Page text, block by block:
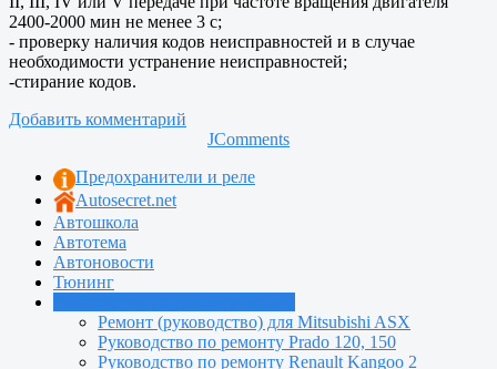
2400-2000 мин не менее 3 с;
- проверку наличия кодов неисправностей и в случае
необходимости устранение неисправностей;
-стирание кодов.
Добавить комментарий
JComments
Предохранители и реле
Autosecret.net
Автошкола
Автотема
Автоновости
Тюнинг
Ремонт (руководство) для Mitsubishi ASX
Руководство по ремонту Prado 120, 150
Руководство по ремонту Renault Kangoo 2